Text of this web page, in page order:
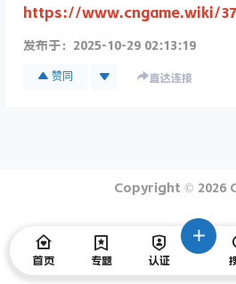
https://www.cngame.wiki/
发布于： 2025-10-29 02:13:19
赞同 直达连接
Copyright © 2026
首页 专题 认证